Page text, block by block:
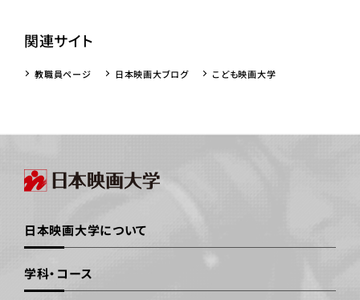
関連サイト
教職員ページ 日本映画大ブログ こども映画大学
日本映画大学について
学科・コース